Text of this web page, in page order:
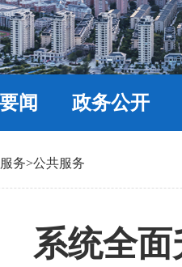
闻 政务公开
务>公共服务
系统全